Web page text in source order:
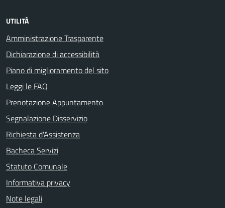
UTILITÀ
Amministrazione Trasparente
Dichiarazione di accessibilità
Piano di miglioramento del sito
Leggi le FAQ
Prenotazione Appuntamento
Segnalazione Disservizio
Richiesta d'Assistenza
Bacheca Servizi
Statuto Comunale
Informativa privacy
Note legali